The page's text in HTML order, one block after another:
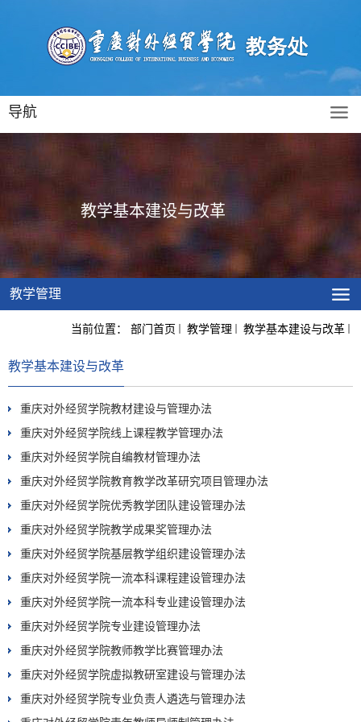
导航
教学基本建设与改革
教学管理
当前位置： 部门首页 教学管理 教学基本建设与改革
教学基本建设与改革
重庆对外经贸学院教材建设与管理办法
重庆对外经贸学院线上课程教学管理办法
重庆对外经贸学院自编教材管理办法
重庆对外经贸学院教育教学改革研究项目管理办法
重庆对外经贸学院优秀教学团队建设管理办法
重庆对外经贸学院教学成果奖管理办法
重庆对外经贸学院基层教学组织建设管理办法
重庆对外经贸学院一流本科课程建设管理办法
重庆对外经贸学院一流本科专业建设管理办法
重庆对外经贸学院专业建设管理办法
重庆对外经贸学院教师教学比赛管理办法
重庆对外经贸学院虚拟教研室建设与管理办法
重庆对外经贸学院专业负责人遴选与管理办法